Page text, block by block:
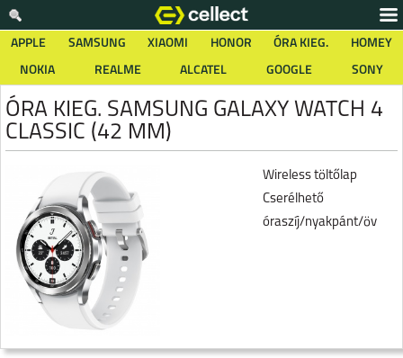
APPLE SAMSUNG XIAOMI HONOR ÓRA KIEG.
HOMEY
NOKIA
REALME ALCATEL GOOGLE SONY
ÓRA KIEG. SAMSUNG GALAXY WATCH 4
CLASSIC (42 MM)
Wireless töltőlap
Cserélhető
óraszíj/nyakpánt/öv